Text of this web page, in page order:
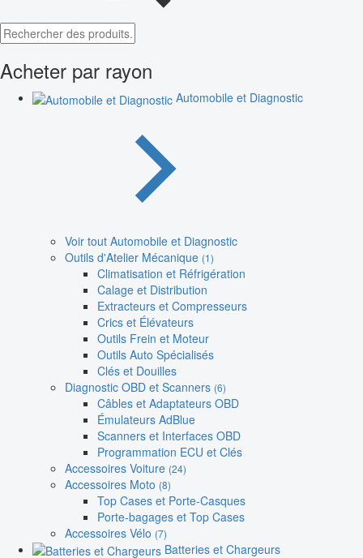
Acheter par rayon
Automobile et Diagnostic
Voir tout Automobile et Diagnostic
Outils d'Atelier Mécanique (1)
Climatisation et Réfrigération
Calage et Distribution
Extracteurs et Compresseurs
Crics et Élévateurs
Outils Frein et Moteur
Outils Auto Spécialisés
Clés et Douilles
Diagnostic OBD et Scanners (6)
Câbles et Adaptateurs OBD
Émulateurs AdBlue
Scanners et Interfaces OBD
Programmation ECU et Clés
Accessoires Voiture (24)
Accessoires Moto (8)
Top Cases et Porte-Casques
Porte-bagages et Top Cases
Accessoires Vélo (7)
Batteries et Chargeurs